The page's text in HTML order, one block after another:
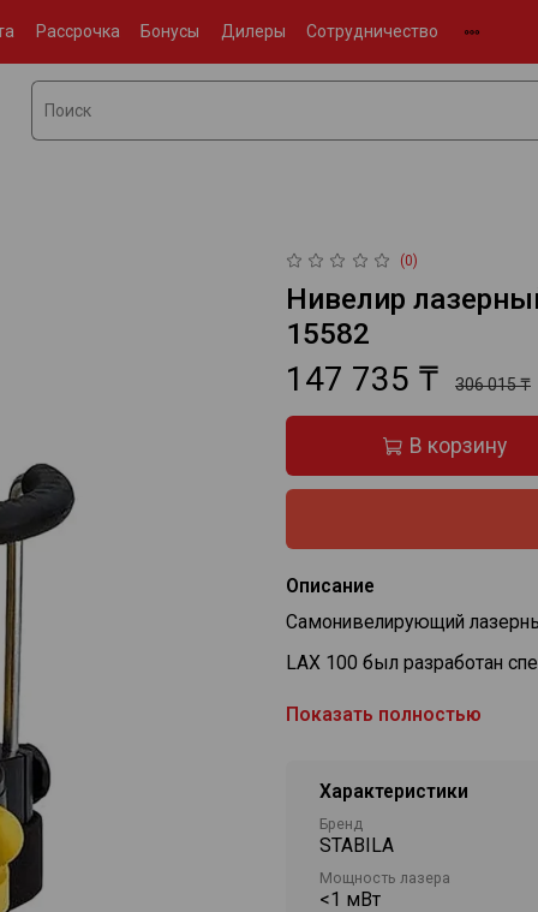
Рассрочка Бонусы Дилеры Сотрудничество
(0)
Нивелир
15582
147 735 ₸ 306 015 ₸
В корзину
Описание
Самонивелирующий
LAX 100 был разработан
Функции горизонтальной и
точки можно включить
вертикальной лазерной
С помощью пятиугольной
поставки)точечный
Лучи находится по
Показать полностью
Характеристики
Бренд
STABILA
Мощность лазера
<1 мВт